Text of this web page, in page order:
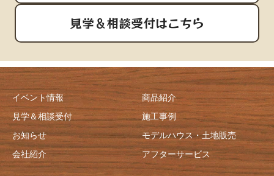
見学＆相談受付はこちら
イベント情報
見学＆相談受付
お知らせ
会社紹介
商品紹介
施工事例
モデルハウス・土地販売
アフターサービス